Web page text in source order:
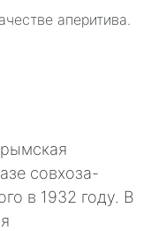
аперитива.
совхоза-
в 1932 году. В